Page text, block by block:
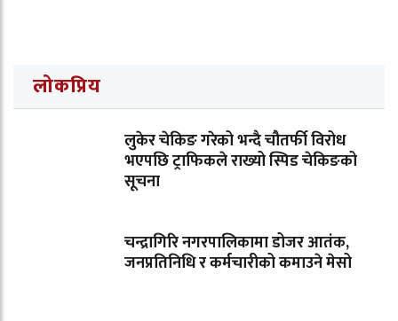
लोकप्रिय
लुकेर चेकिङ गरेको भन्दै चौतर्फी विरोध
भएपछि ट्राफिकले राख्यो स्पिड चेकिङको
सूचना
चन्द्रागिरि नगरपालिकामा डोजर आतंक,
जनप्रतिनिधि र कर्मचारीको कमाउने मेसो